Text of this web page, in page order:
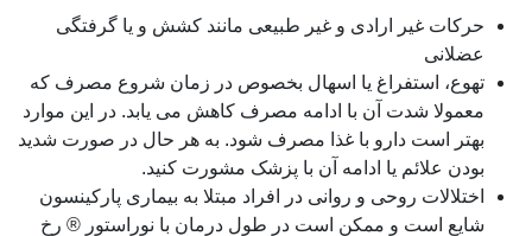
حرکات غیر ارادى و غیر طبیعى مانند کشش و یا گرفتگى
عضلانى
تهوع، استفراغ یا اسهال بخصوص در زمان شروع مصرف که
معمولا شدت آن با ادامه مصرف کاهش مى یابد. در این موارد
بهتر است دارو با غذا مصرف شود. به هر حال در صورت شدید
بودن علائم یا ادامه آن با پزشک مشورت کنید.
اختلالات روحی و روانی در افراد مبتلا به بیمارى پارکینسون
شایع است و ممکن است در طول درمان با نوراستور ® رخ